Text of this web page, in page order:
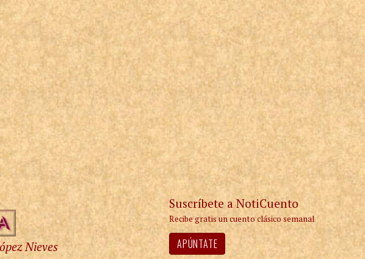
Nieves
Suscríbete a NotiCuento
Recibe gratis un cuento clásico semanal
APÚNTATE